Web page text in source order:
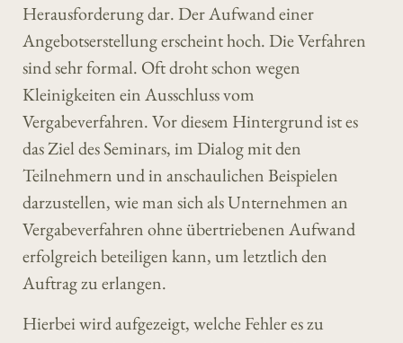
Herausforderung dar. Der Aufwand einer
Angebotserstellung erscheint hoch. Die Verfahren
sind sehr formal. Oft droht schon wegen
Kleinigkeiten ein Ausschluss vom
Vergabeverfahren. Vor diesem Hintergrund ist es
das Ziel des Seminars, im Dialog mit den
Teilnehmern und in anschaulichen Beispielen
darzustellen, wie man sich als Unternehmen an
Vergabeverfahren ohne übertriebenen Aufwand
erfolgreich beteiligen kann, um letztlich den
Auftrag zu erlangen.
Hierbei wird aufgezeigt, welche Fehler es zu